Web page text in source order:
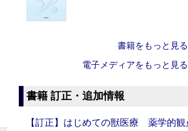
書籍をもっと見
電子メディアをもっと見
書籍 訂正・追加情報
【訂正】はじめての獣医療 薬学的観